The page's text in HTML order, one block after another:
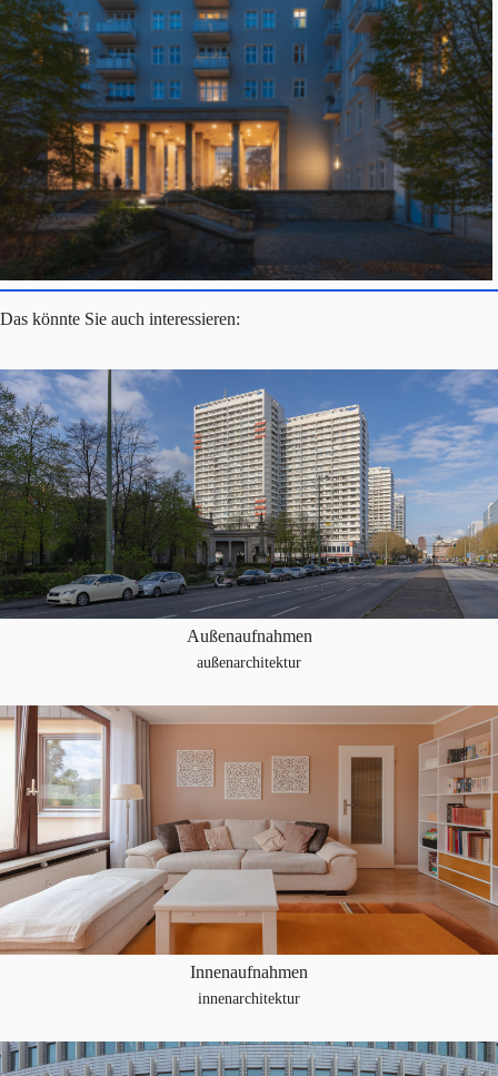
Das könnte Sie auch interessieren:
Außenaufnahmen
außenarchitektur
Innenaufnahmen
innenarchitektur